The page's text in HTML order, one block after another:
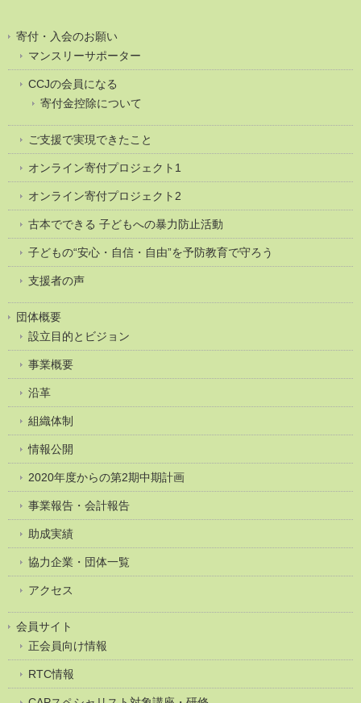
寄付・入会のお願い
マンスリーサポーター
CCJの会員になる
寄付金控除について
ご支援で実現できたこと
オンライン寄付プロジェクト1
オンライン寄付プロジェクト2
古本でできる 子どもへの暴力防止活動
子どもの“安心・自信・自由”を予防教育で守ろう
支援者の声
団体概要
設立目的とビジョン
事業概要
沿革
組織体制
情報公開
2020年度からの第2期中期計画
事業報告・会計報告
助成実績
協力企業・団体一覧
アクセス
会員サイト
正会員向け情報
RTC情報